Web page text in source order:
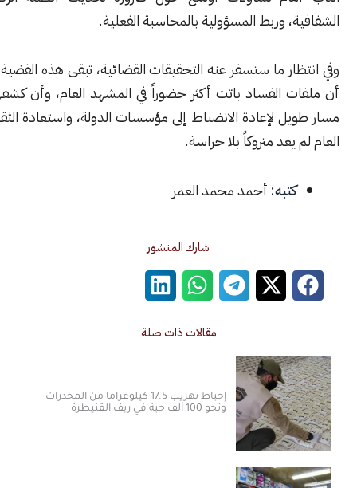
وربط المسؤولية بالمحاسبة الفعلية.
ما ستسفر عنه التحقيقات القضائية، تبقى هذه القضية مؤشراً على
الفساد باتت أكثر حضوراً في المشهد العام، وأن كشفها جزءاً من
لإعادة الانضباط إلى مؤسسات الدولة، واستعادة الثقة بأن المال
يعد متروكاً بلا حراسة.
أحمد محمد العمر
شارك المنشور
مقالات ذات صلة
إحباط تهريب 17.5 كيلوغراماً من المخدرات
ونحو 100 ألف حبة في ريف القنيطرة